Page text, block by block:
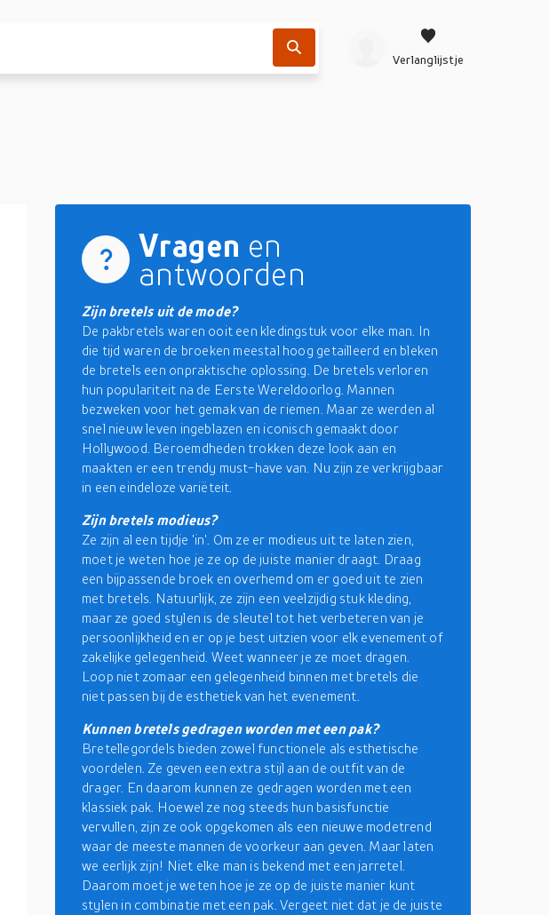
Verlanglijstje
Vragen en
antwoorden
Zijn bretels uit de mode?
De pakbretels waren ooit een kledingstuk voor elke man. In
die tijd waren de broeken meestal hoog getailleerd en bleken
de bretels een onpraktische oplossing. De bretels verloren
hun populariteit na de Eerste Wereldoorlog. Mannen
bezweken voor het gemak van de riemen. Maar ze werden al
snel nieuw leven ingeblazen en iconisch gemaakt door
Hollywood. Beroemdheden trokken deze look aan en
maakten er een trendy must-have van. Nu zijn ze verkrijgbaar
in een eindeloze variëteit.
Zijn bretels modieus?
Ze zijn al een tijdje 'in'. Om ze er modieus uit te laten zien,
moet je weten hoe je ze op de juiste manier draagt. Draag
een bijpassende broek en overhemd om er goed uit te zien
met bretels. Natuurlijk, ze zijn een veelzijdig stuk kleding,
maar ze goed stylen is de sleutel tot het verbeteren van je
persoonlijkheid en er op je best uitzien voor elk evenement of
zakelijke gelegenheid. Weet wanneer je ze moet dragen.
Loop niet zomaar een gelegenheid binnen met bretels die
niet passen bij de esthetiek van het evenement.
Kunnen bretels gedragen worden met een pak?
Bretellegordels bieden zowel functionele als esthetische
voordelen. Ze geven een extra stijl aan de outfit van de
drager. En daarom kunnen ze gedragen worden met een
klassiek pak. Hoewel ze nog steeds hun basisfunctie
vervullen, zijn ze ook opgekomen als een nieuwe modetrend
waar de meeste mannen de voorkeur aan geven. Maar laten
we eerlijk zijn! Niet elke man is bekend met een jarretel.
Daarom moet je weten hoe je ze op de juiste manier kunt
stylen in combinatie met een pak. Vergeet niet dat je de juiste